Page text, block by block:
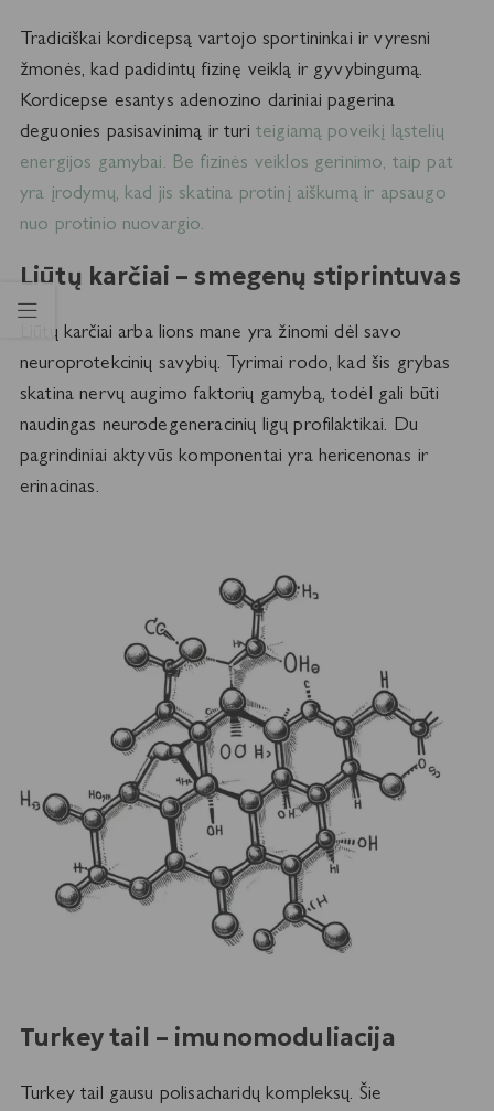
Tradiciškai kordicepsą vartojo sportininkai ir vyresni
žmonės, kad padidintų fizinę veiklą ir gyvybingumą.
Kordicepse esantys adenozino dariniai pagerina
deguonies pasisavinimą ir turi teigiamą poveikį ląstelių
energijos gamybai. Be fizinės veiklos gerinimo, taip pat
yra įrodymų, kad jis skatina protinį aiškumą ir apsaugo
nuo protinio nuovargio.
Liūtų karčiai – smegenų stiprintuvas
Liūtų karčiai arba lions mane yra žinomi dėl savo
neuroprotekcinių savybių. Tyrimai rodo, kad šis grybas
skatina nervų augimo faktorių gamybą, todėl gali būti
naudingas neurodegeneracinių ligų profilaktikai. Du
pagrindiniai aktyvūs komponentai yra hericenonas ir
erinacinas.
Turkey tail – imunomoduliacija
Turkey tail gausu polisacharidų kompleksų. Šie